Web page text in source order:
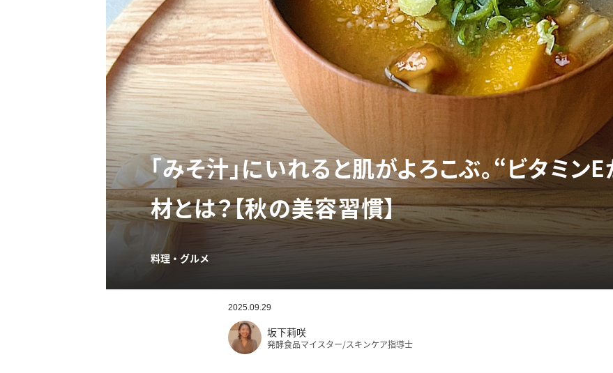
「みそ汁」にいれると肌がよろこぶ。“ビタミ
材とは？【秋の美容習慣】
料理・グルメ
2025.09.29
坂下莉咲
発酵食品マイスター/スキンケア指導士